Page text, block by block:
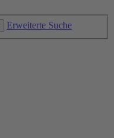
Erweiterte Suche